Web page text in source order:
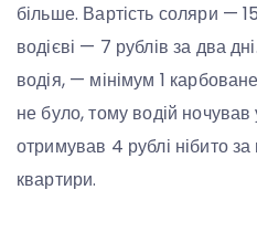
більше. Вартість соляри —
водієві — 7 рублів за два
водія, — мінімум 1
не було, тому водій
отримував 4 рублі нібито
квартири.